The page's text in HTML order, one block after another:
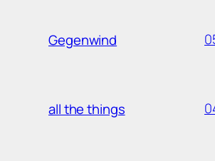
Gegenwind
all the things